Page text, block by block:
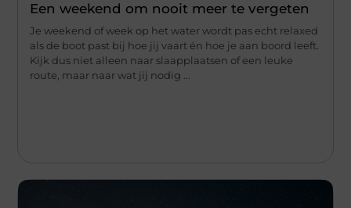
Een weekend om nooit meer te vergeten
Je weekend of week op het water wordt pas echt relaxed
als de boot past bij hoe jij vaart én hoe je aan boord leeft.
Kijk dus niet alleen naar slaapplaatsen of een leuke
route, maar naar wat jij nodig ...